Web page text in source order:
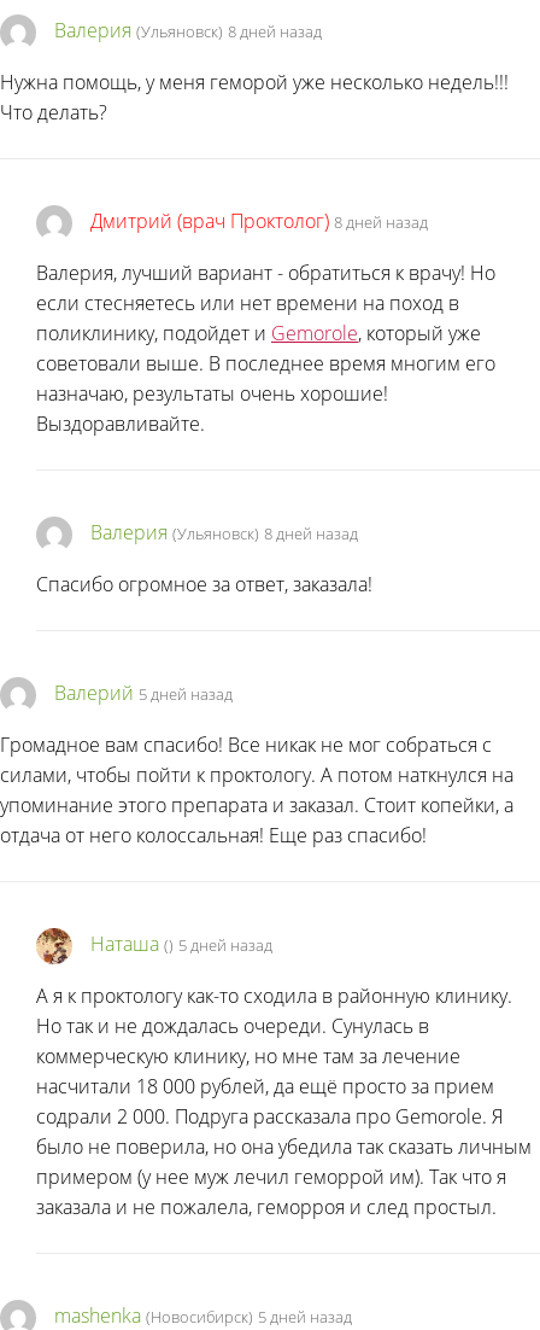
Валерия (Ульяновск) 8 дней назад
Нужна помощь, у меня геморой уже несколько недель!!!
Что делать?
Дмитрий (врач Проктолог) 8 дней назад
Валерия, лучший вариант - обратиться к врачу! Но
если стесняетесь или нет времени на поход в
поликлинику, подойдет и Gemorole, который уже
советовали выше. В последнее время многим его
назначаю, результаты очень хорошие!
Выздоравливайте.
Валерия (Ульяновск) 8 дней назад
Спасибо огромное за ответ, заказала!
Валерий 5 дней назад
Громадное вам спасибо! Все никак не мог собраться с
силами, чтобы пойти к проктологу. А потом наткнулся на
упоминание этого препарата и заказал. Стоит копейки, а
отдача от него колоссальная! Еще раз спасибо!
Наташа () 5 дней назад
А я к проктологу как-то сходила в районную клинику.
Но так и не дождалась очереди. Сунулась в
коммерческую клинику, но мне там за лечение
насчитали 18 000 рублей, да ещё просто за прием
содрали 2 000. Подруга рассказала про Gemorole. Я
было не поверила, но она убедила так сказать личным
примером (у нее муж лечил геморрой им). Так что я
заказала и не пожалела, геморроя и след простыл.
mashenka (Новосибирск) 5 дней назад